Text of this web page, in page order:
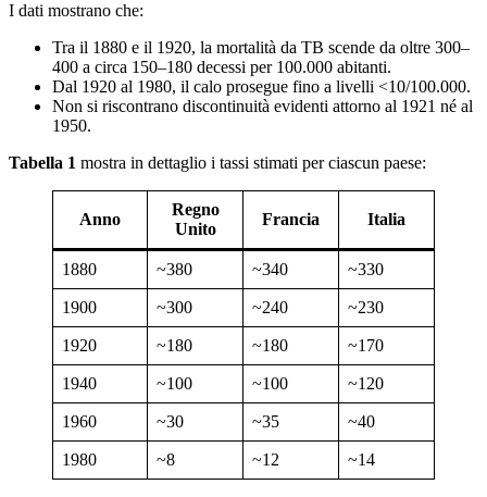
I dati mostrano che:
Tra il 1880 e il 1920, la mortalità da TB scende da oltre 300–
400 a circa 150–180 decessi per 100.000 abitanti.
Dal 1920 al 1980, il calo prosegue fino a livelli <10/100.000.
Non si riscontrano discontinuità evidenti attorno al 1921 né al
1950.
Tabella 1 mostra in dettaglio i tassi stimati per ciascun paese:
Anno
Regno
Unito
Francia Italia
1880 ~380 ~340 ~330
1900 ~300 ~240 ~230
1920 ~180 ~180 ~170
1940 ~100 ~100 ~120
1960 ~30 ~35 ~40
1980 ~8 ~12 ~14